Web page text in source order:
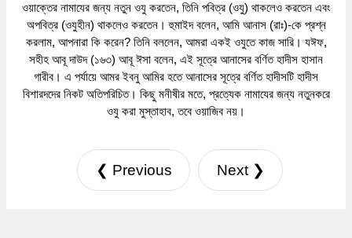
ওয়াক্তের নামাযের জন্য নতুন ওযু করতেন, তিনি পবিত্র (ওযু) থাকলেও করতেন এবং
অপবিত্র (ওযুহীন) থাকলেও করতেন। হুমাইদ বলেন, আমি আনাস (রাঃ)-কে প্রশ্ন
করলাম, আপনারা কি করেন? তিনি বললেন, আমরা একই ওযুতে কাজ সারি। যঈফ,
সহীহ আবূ দাউদ (১৬৩) আবূ ঈসা বলেন, এই সূত্রে আনাসের বর্ণিত হাদীস হাসান
গারীব। এ পর্যায়ে আমর ইবনু আমির হতে আনাসের সূত্রে বর্ণিত হাদীসটি হাদীস
বিশারদদের নিকট অতিপরিচিত। কিছু মনীষীর মতে, প্রত্যেক নামাযের জন্য নতুনকরে
ওযু করা মুস্তাহাব, তবে ওয়াজিব নয়।
❮ Previous Next ❯